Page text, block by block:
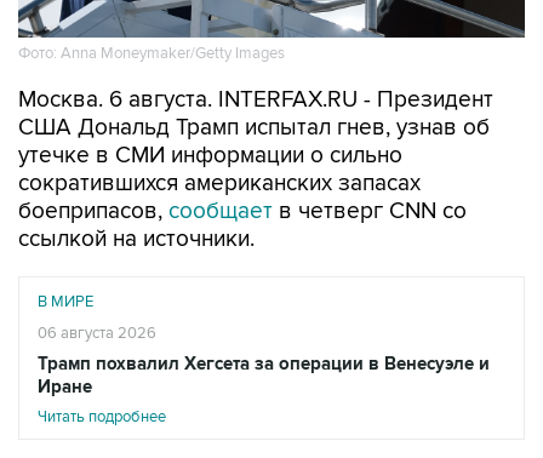
Фото: Anna Moneymaker/Getty Images
Москва. 6 августа. INTERFAX.RU - Президент
США Дональд Трамп испытал гнев, узнав об
утечке в СМИ информации о сильно
сократившихся американских запасах
боеприпасов, сообщает в четверг CNN со
ссылкой на источники.
В МИРЕ
06 августа 2026
Трамп похвалил Хегсета за операции в Венесуэле и
Иране
Читать подробнее